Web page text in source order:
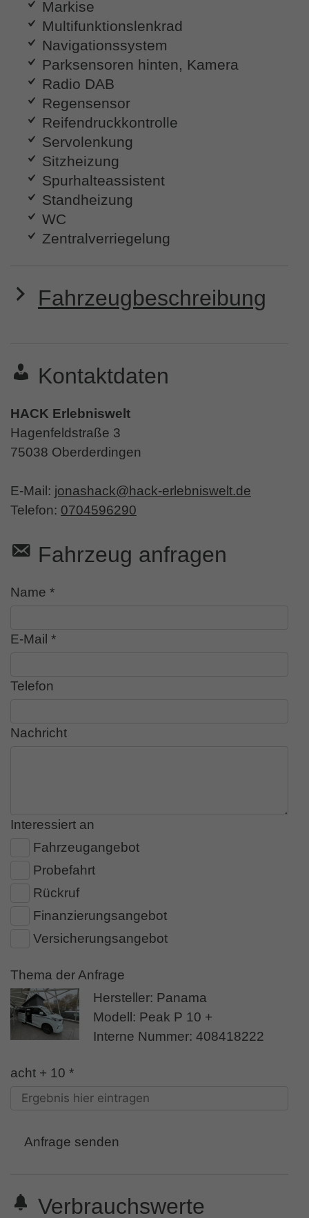
Markise
Multifunktionslenkrad
Navigationssystem
Parksensoren hinten, Kamera
Radio DAB
Regensensor
Reifendruckkontrolle
Servolenkung
Sitzheizung
Spurhalteassistent
Standheizung
WC
Zentralverriegelung
Fahrzeugbeschreibung
Kontaktdaten
HACK Erlebniswelt
Hagenfeldstraße 3
75038 Oberderdingen
E-Mail: jonashack@hack-erlebniswelt.de
Telefon: 0704596290
Fahrzeug anfragen
Name *
E-Mail *
Telefon
Nachricht
Interessiert an
Fahrzeugangebot
Probefahrt
Rückruf
Finanzierungsangebot
Versicherungsangebot
Thema der Anfrage
Hersteller: Panama
Modell: Peak P 10 +
Interne Nummer: 408418222
acht + 10 *
Anfrage senden
Verbrauchswerte